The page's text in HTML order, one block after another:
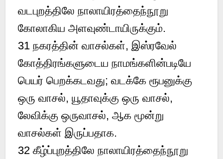
வடபுறத்திலே நாலாயிரத்தைந்நூறு
கோலாகிய அளவுண்டாயிருக்கும்.
31 நகரத்தின் வாசல்கள், இஸ்ரவேல்
கோத்திரங்களுடைய நாமங்களின்படியே
பெயர் பெறக்கடவது; வடக்கே ரூபனுக்கு
ஒரு வாசல், யூதாவுக்கு ஒரு வாசல்,
லேவிக்கு ஒருவாசல், ஆக மூன்று
வாசல்கள் இருப்பதாக.
32 கீழ்ப்புறத்திலே நாலாயிரத்தைந்நூறு